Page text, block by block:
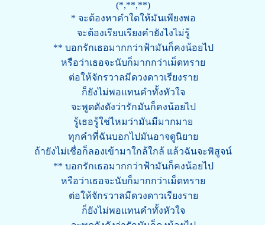
(*,**,**)
* จะต้องหาคำใดให้มันเพียงพอ
จะต้องเรียบเรียงคำยังไงไม่รู้
** บอกรักเธอมากกว่าฟ้ามันก็คงน้อยไป
หรือว่าเธอจะนับก็มากกว่าเม็ดทราย
ต่อให้จักรวาลมีดวงดาวเรียงราย
ก็ยังไม่พอแทนคำทั้งหัวใจ
จะพูดดังดังว่ารักมันก็คงน้อยไป
รู้เธอรู้ใช่ไหมว่ามันมีมากมาย
ทุกคำที่ฉันบอกไปมันอาจดูนิยาย
ถ้ายังไม่เชื่อก็ลองเข้ามาใกล้ใกล้ แล้วฉันจะพิสูจน์
** บอกรักเธอมากกว่าฟ้ามันก็คงน้อยไป
หรือว่าเธอจะนับก็มากกว่าเม็ดทราย
ต่อให้จักรวาลมีดวงดาวเรียงราย
ก็ยังไม่พอแทนคำทั้งหัวใจ